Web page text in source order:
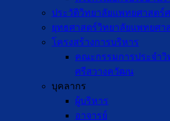
ประวัติวิทยาลัยแพทยศาสตร์
ยุทธศาสตร์วิทยาลัยแพทยศ
โครงสร้างการบริหาร
คณะกรรมการประจำ
ศรีสวางควัฒน
บุคลากร
ผู้บริหาร
อาจารย์